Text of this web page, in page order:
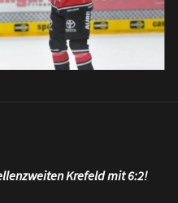
Krefeld mit 6:2!